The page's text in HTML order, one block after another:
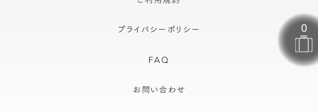
プライバシーポリシー
FAQ
お問い合わせ